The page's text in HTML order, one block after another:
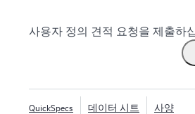
사용자 정의 견적 요청을 제출하
QuickSpecs 데이터 시트 사양